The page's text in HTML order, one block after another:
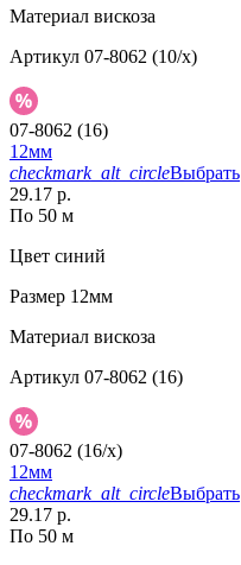
Материал вискоза
Артикул 07-8062 (10/x)
07-8062 (16)
12мм
checkmark_alt_circleВыбрать
29.17 р.
По 50 м
Цвет синий
Размер 12мм
Материал вискоза
Артикул 07-8062 (16)
07-8062 (16/x)
12мм
checkmark_alt_circleВыбрать
29.17 р.
По 50 м